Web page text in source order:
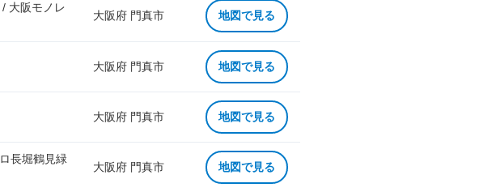
大阪モノレ
大阪府 門真市 地図で見る
大阪府 門真市 地図で見る
大阪府 門真市 地図で見る
長堀鶴見緑
大阪府 門真市 地図で見る